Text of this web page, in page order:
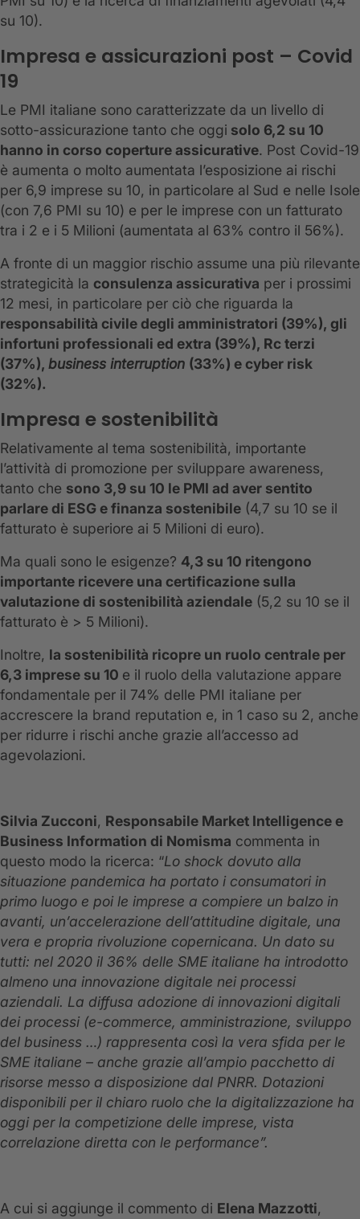
su 10).
Impresa e assicurazioni post – Covid
19
Le PMI italiane sono caratterizzate da un livello di
sotto-assicurazione tanto che oggi solo 6,2 su 10
hanno in corso coperture assicurative. Post Covid-19
è aumenta o molto aumentata l’esposizione ai rischi
per 6,9 imprese su 10, in particolare al Sud e nelle Isole
(con 7,6 PMI su 10) e per le imprese con un fatturato
tra i 2 e i 5 Milioni (aumentata al 63% contro il 56%).
A fronte di un maggior rischio assume una più rilevante
strategicità la consulenza assicurativa per i prossimi
12 mesi, in particolare per ciò che riguarda la
responsabilità civile degli amministratori (39%), gli
infortuni professionali ed extra (39%), Rc terzi
(37%), business interruption (33%) e cyber risk
(32%).
Impresa e sostenibilità
Relativamente al tema sostenibilità, importante
l’attività di promozione per sviluppare awareness,
tanto che sono 3,9 su 10 le PMI ad aver sentito
parlare di ESG e finanza sostenibile (4,7 su 10 se il
fatturato è superiore ai 5 Milioni di euro).
Ma quali sono le esigenze? 4,3 su 10 ritengono
importante ricevere una certificazione sulla
valutazione di sostenibilità aziendale (5,2 su 10 se il
fatturato è > 5 Milioni).
Inoltre, la sostenibilità ricopre un ruolo centrale per
6,3 imprese su 10 e il ruolo della valutazione appare
fondamentale per il 74% delle PMI italiane per
accrescere la brand reputation e, in 1 caso su 2, anche
per ridurre i rischi anche grazie all’accesso ad
agevolazioni.
Silvia Zucconi, Responsabile Market Intelligence e
Business Information di Nomisma commenta in
questo modo la ricerca: “Lo shock dovuto alla
situazione pandemica ha portato i consumatori in
primo luogo e poi le imprese a compiere un balzo in
avanti, un’accelerazione dell’attitudine digitale, una
vera e propria rivoluzione copernicana. Un dato su
tutti: nel 2020 il 36% delle SME italiane ha introdotto
almeno una innovazione digitale nei processi
aziendali. La diffusa adozione di innovazioni digitali
dei processi (e-commerce, amministrazione, sviluppo
del business …) rappresenta così la vera sfida per le
SME italiane – anche grazie all’ampio pacchetto di
risorse messo a disposizione dal PNRR. Dotazioni
disponibili per il chiaro ruolo che la digitalizzazione ha
oggi per la competizione delle imprese, vista
correlazione diretta con le performance”.
A cui si aggiunge il commento di Elena Mazzotti,